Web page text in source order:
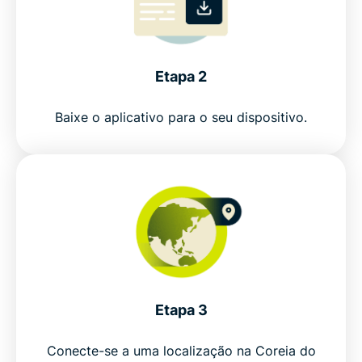
Obtenha a VPN da Coreia do Sul sem
Get a South Korea VPN in 3 steps
ExpressVPN vs. free VPNs in South Korea
Why choose ExpressVPN for South Korea
Popular VPN locations for South Koreans
Etapa 2
Baixe o aplicativo para o seu dispositivo.
Etapa 3
Conecte-se a uma localização na Coreia do